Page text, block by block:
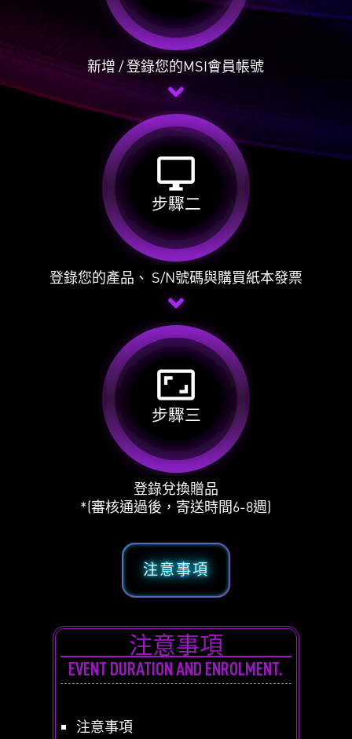
新增 / 登錄您的MSI會員帳號
desktop_windows
步驟二
登錄您的產品、 S/N號碼與購買紙本發票
aspect_ratio
步驟三
登錄兌換贈品
*(審核通過後，寄送時間6-8週)
注意事項
注意事項
EVENT DURATION AND ENROLMENT.
注意事項